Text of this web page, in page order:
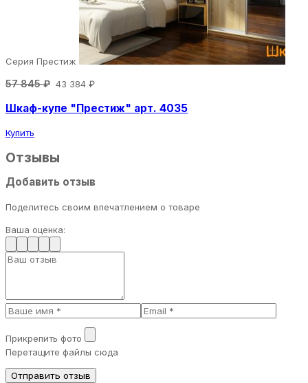
Серия Престиж
57 845 ₽ 43 384 ₽
Шкаф-купе "Престиж" арт. 4035
Купить
Отзывы
Добавить отзыв
Поделитесь своим впечатлением о товаре
Ваша оценка:
Прикрепить фото
Перетащите файлы сюда
Отправить отзыв